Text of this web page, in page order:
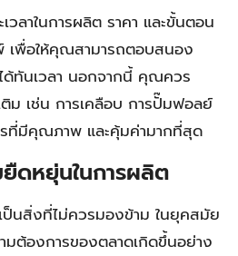
ลาในการผลิต ราคา และขั้นตอน
เพื่อให้คุณสามารถตอบสนอง
ด้ทันเวลา นอกจากนี้ คุณควร
ม เช่น การเคลือบ การปั๊มฟอลย์
รที่มีคุณภาพ และคุ้มค่ามากที่สุด
ดหยุ่นในการผลิต
ป็นสิ่งที่ไม่ควรมองข้าม ในยุคสมัย
มต้องการของตลาดเกิดขึ้นอย่าง